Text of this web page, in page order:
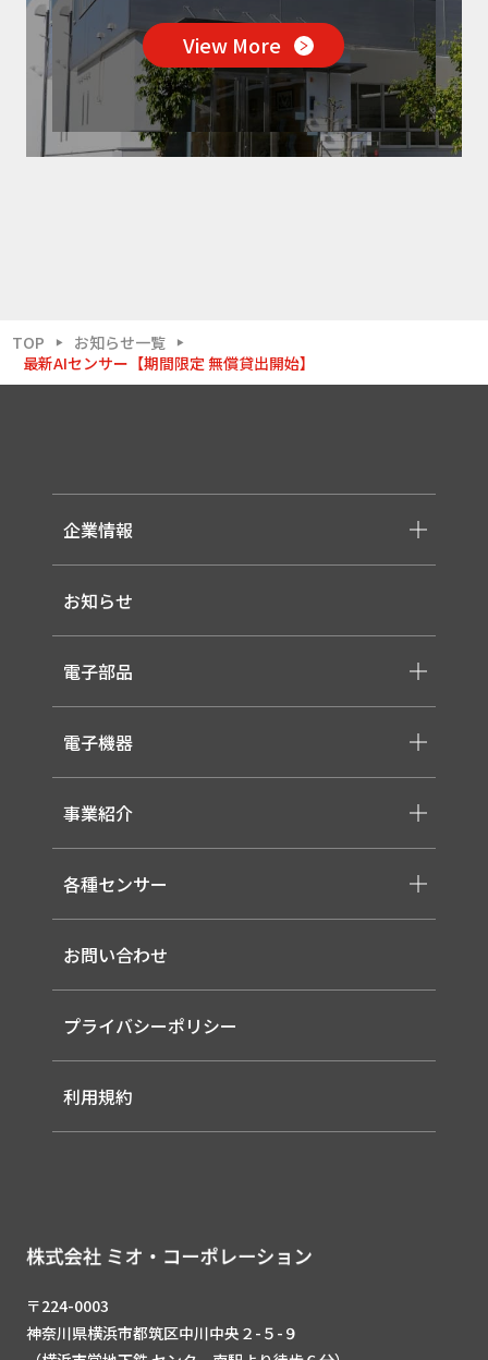
View More
TOP ▶ お知らせ一覧 ▶
最新AIセンサー【期間限定 無償貸出開始】
〒224-0003
神奈川県横浜市都筑区中川中央２-５-９
企業情報
-メッセージ・理念
-会社概要
-採用情報
お知らせ
電子部品
-スイッチ ・ジャック ・コネクタ・LED
-ケーブル・ハーネス・FFC
-医療用 ACアダプター
-各種モジュール
-取り扱いメーカー一覧
電子機器
-低温用LED照明
-直管形LEDランプ
-高天井LED
-LED信号灯
-ソーラー式LED 照明灯
-ルーター（LTE / Wi-Fiルーター）
事業紹介
-サービス概要
-事業領域
-EMS
各種センサー
-バイタルセンサー
-AIセンサー
お問い合わせ
プライバシーポリシー
利用規約